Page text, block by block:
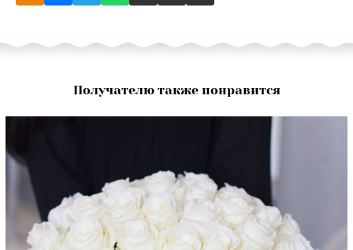
Получателю также понравится